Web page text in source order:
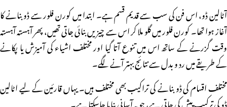
آٹالین ڈو، اس فن کی سب سے قدیم قسم ہے۔ ابتدا میں کورن فلور سے ڈو بنانے کا
آغاز ہوا تھا۔ کورن فلور میں گلو ملا کر اس سے چیزیں بنائی جاتی تھیں، پھر آہستہ آہستہ
وقت گزرنے کے ساتھ اس میں تنوع آتا گیا اور مختلف اشیاء کی آمیزش یا پکانے
کے طریقے میں رد و بدل سے نتائج بہتر آنے لگے۔
مختلف اقسام کی ڈو بنانے کی تراکیب بھی مختلف ہیں۔ یہاں قارئین کے لیے اٹالین
ڈو کی ترکیب پیش کی جاتی ہے، جو بہ آسانی بنایا جاسکتا ہے۔